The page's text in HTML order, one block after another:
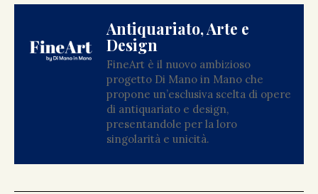
Antiquariato, Arte e
Design
FineArt è il nuovo ambizioso
progetto Di Mano in Mano che
propone un’esclusiva scelta di opere
di antiquariato e design,
presentandole per la loro
singolarità e unicità.